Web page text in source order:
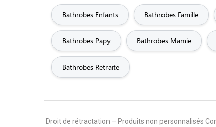
Bathrobes Enfants Bathrobes Famille
Bathrobes Papy Bathrobes Mamie
Bathrobes Retraite
Droit de rétractation – Produits non personnalisés